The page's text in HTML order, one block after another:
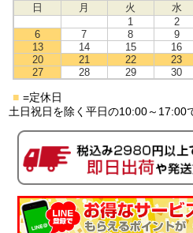
日
月 火 水
1
2
6
7 8 9
13
14 15 16
20
21 22 23
27
28 29 30
■ =定休日
土日祝日を除く平日の10:00～17:00